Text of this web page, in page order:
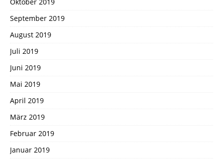
September 2019
August 2019
Juli 2019
Juni 2019
Mai 2019
April 2019
März 2019
Februar 2019
Januar 2019